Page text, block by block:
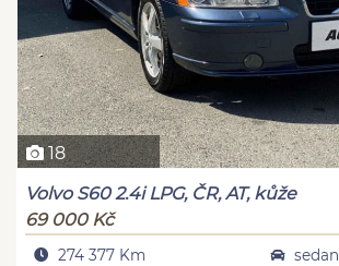
18
Volvo S60 2.4i LPG, ČR, AT, kůže
69 000 Kč
274 377 Km
sedan